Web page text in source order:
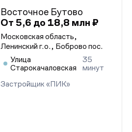
Восточное Бутово
От 5,6 до 18,8 млн ₽
Московская область,
Ленинский г.о., Боброво пос.
Улица
Старокачаловская
35
минут
Застройщик «ПИК»